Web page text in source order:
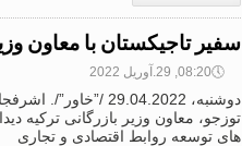
سفیر تاجیکستان با معاون
🕔08:20, 29.آوریل 2022
توزجو، معاون وزیر بازرگانی ترکیه
های توسعه روابط اقتصادی و تجاری